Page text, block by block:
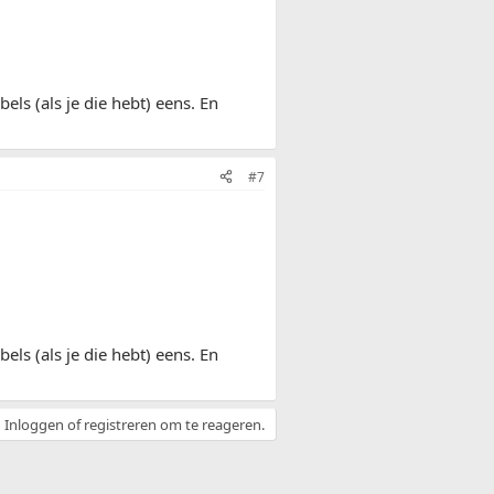
(als je die hebt) eens. En
#7
(als je die hebt) eens. En
Inloggen of registreren om te reageren.